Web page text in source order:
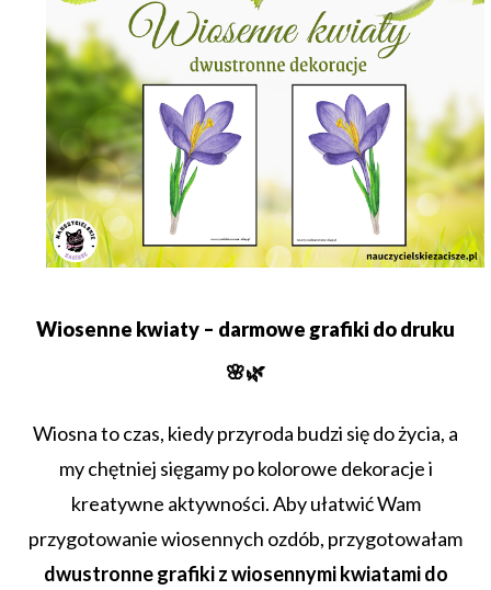
Wiosenne kwiaty – darmowe grafiki do druku
🌸🌿
Wiosna to czas, kiedy przyroda budzi się do życia, a
my chętniej sięgamy po kolorowe dekoracje i
kreatywne aktywności. Aby ułatwić Wam
przygotowanie wiosennych ozdób, przygotowałam
dwustronne grafiki z wiosennymi kwiatami do